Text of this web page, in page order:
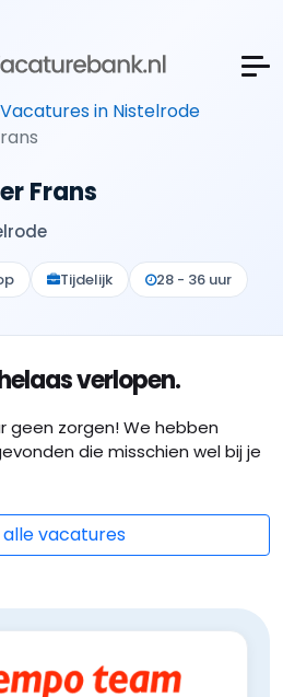
Vacatures in Nistelrode
Frans
Tijdelijk 28 - 36 uur
verlopen.
geen zorgen! We hebben
die misschien wel bij je
alle vacatures